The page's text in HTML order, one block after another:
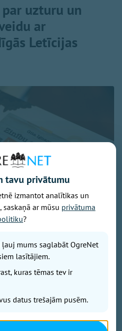
uzturu un
ar
Letīcijas
arvien biežāk pietrūkst
miega un vienkārši
uzsvēra sertificētā
tavu privātumu
izmantot analītikas un
ar mūsu privātuma
?
mums saglabāt OgreNet
lasītājiem.
kuras tēmas tev ir
datus trešajām pusēm.